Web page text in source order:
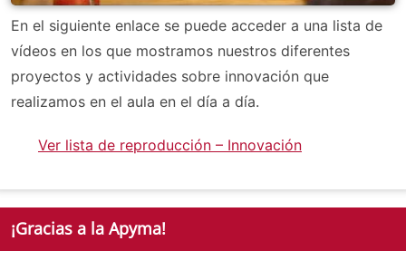
En el siguiente enlace se puede acceder a una lista de
vídeos en los que mostramos nuestros diferentes
proyectos y actividades sobre innovación que
realizamos en el aula en el día a día.
Ver lista de reproducción – Innovación
¡Gracias a la Apyma!